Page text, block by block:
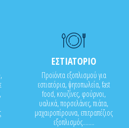
ΕΣΤΙΑΤΟΡΙΟ
Προϊόντα εξοπλισμού για
εστιατόρια, ψητοπωλεία, fast
food, κουζίνες, φούρνοι,
υαλικά, πορσελάνες, πιάτα,
μαχαιροπίρουνα, επιτραπέζιος
εξοπλισμός........